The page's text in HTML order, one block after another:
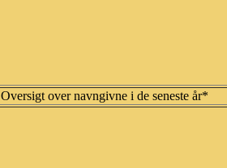
Oversigt over navngivne i de seneste år*